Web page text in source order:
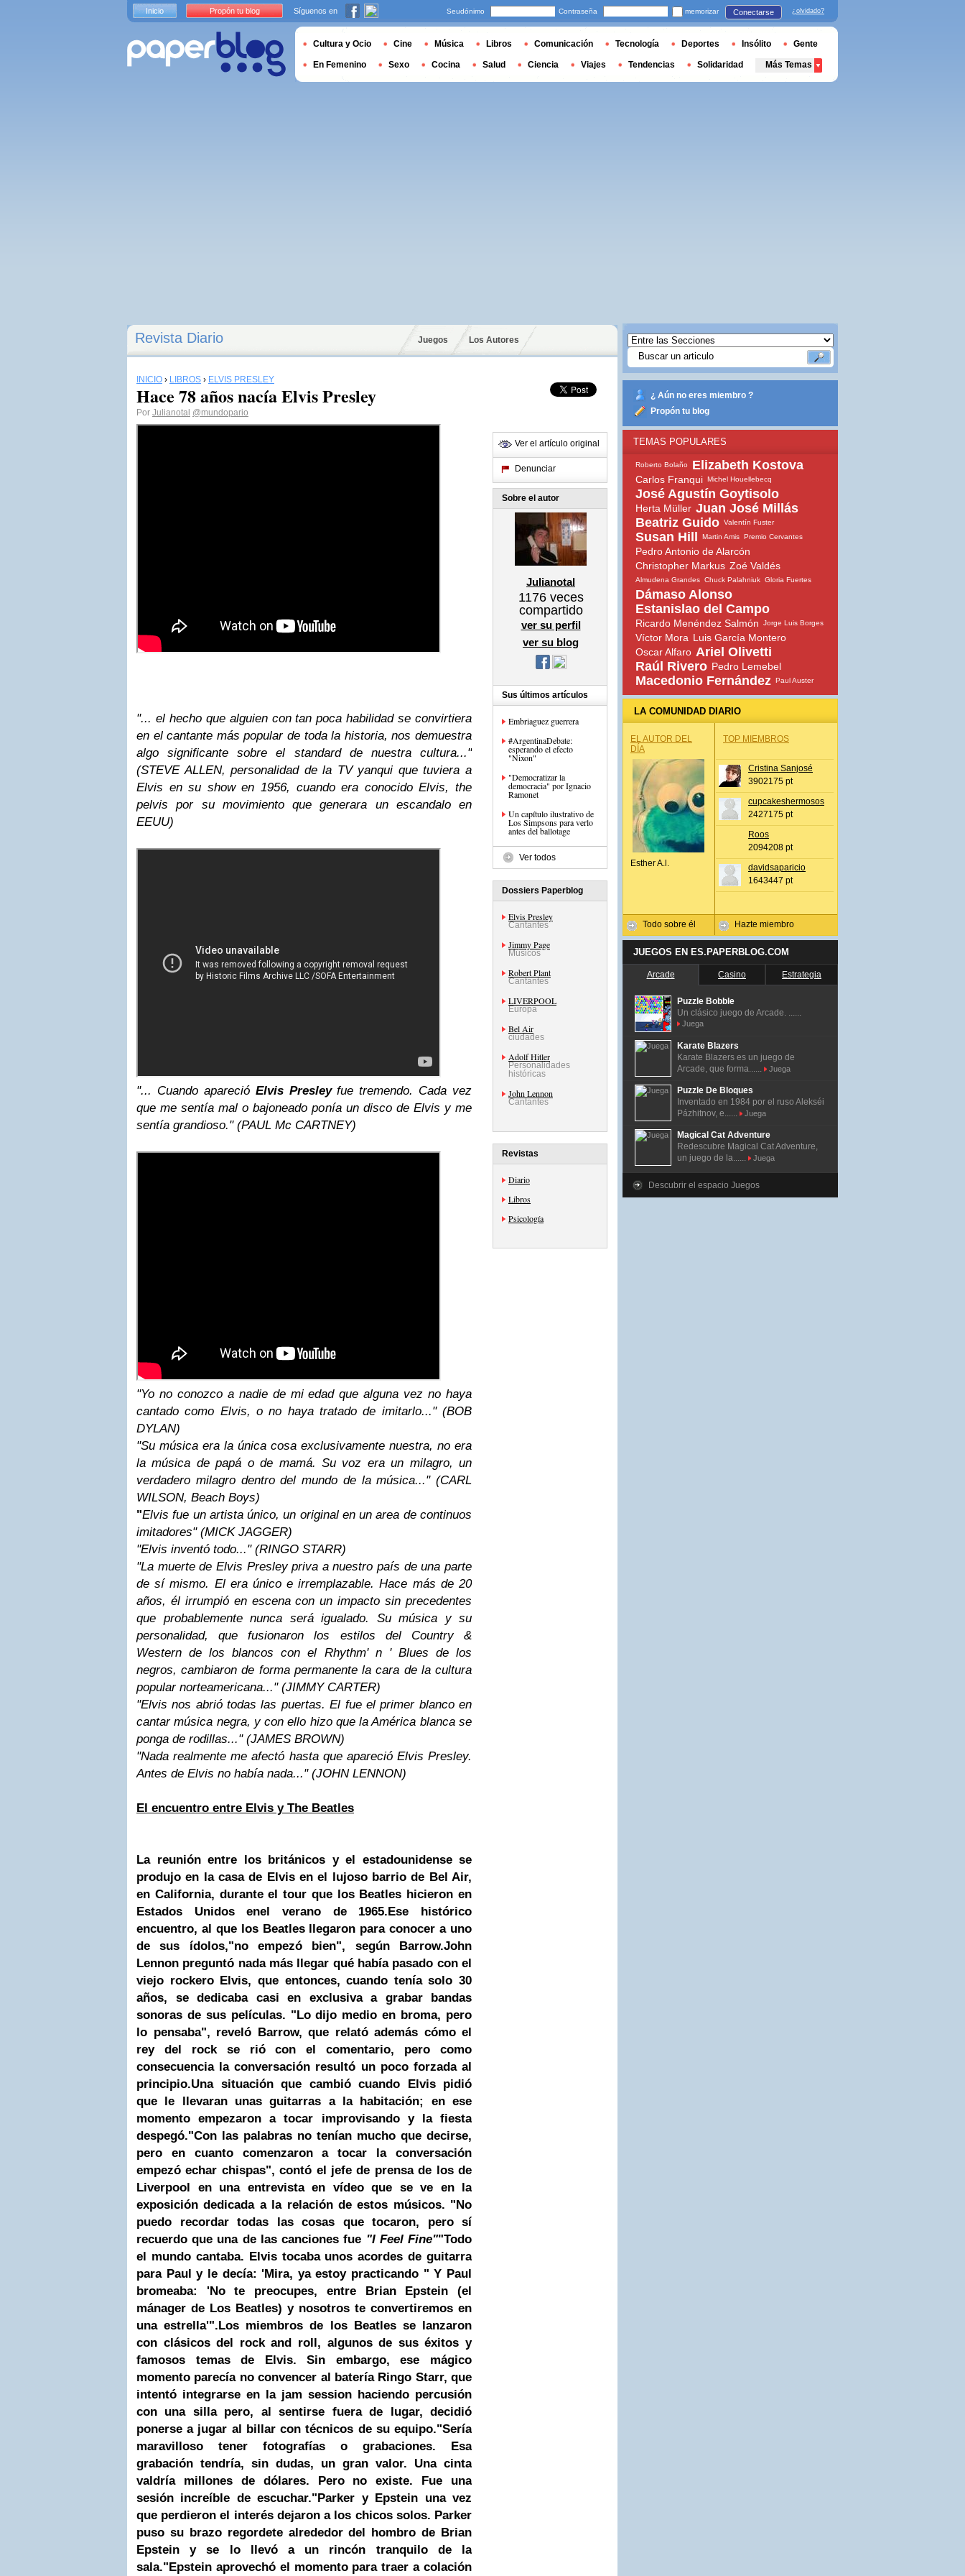
Revista Diario Juegos Los Autores
INICIO › LIBROS › ELVIS PRESLEY
Hace 78 años nacía Elvis Presley
Por Julianotal @mundopario
"... el hecho que alguien con tan poca habilidad se convirtiera
en el cantante más popular de toda la historia, nos demuestra
algo significante sobre el standard de nuestra cultura..."
(STEVE ALLEN, personalidad de la TV yanqui que tuviera a
Elvis en su show en 1956, cuando era conocido Elvis, the
pelvis por su movimiento que generara un escandalo en
EEUU)
"... Cuando apareció Elvis Presleyfue tremendo. Cada vez
que me sentía mal o bajoneado ponía un disco de Elvis y me
sentía grandioso." (PAUL Mc CARTNEY)
"Yo no conozco a nadie de mi edad que alguna vez no haya
cantado como Elvis, o no haya tratado de imitarlo..." (BOB
DYLAN)
"Su música era la única cosa exclusivamente nuestra, no era
la música de papá o de mamá. Su voz era un milagro, un
verdadero milagro dentro del mundo de la música..." (CARL
WILSON, Beach Boys)
"Elvis fue un artista único, un original en un area de continuos
imitadores" (MICK JAGGER)
"Elvis inventó todo..." (RINGO STARR)
"La muerte de Elvis Presley priva a nuestro país de una parte
de sí mismo. El era único e irremplazable. Hace más de 20
años, él irrumpió en escena con un impacto sin precedentes
que probablemente nunca será igualado. Su música y su
personalidad, que fusionaron los estilos del Country &
Western de los blancos con el Rhythm' n ' Blues de los
negros, cambiaron de forma permanente la cara de la cultura
popular norteamericana..." (JIMMY CARTER)
"Elvis nos abrió todas las puertas. El fue el primer blanco en
cantar música negra, y con ello hizo que la América blanca se
ponga de rodillas..." (JAMES BROWN)
"Nada realmente me afectó hasta que apareció Elvis Presley.
Antes de Elvis no había nada..." (JOHN LENNON)
El encuentro entre Elvis y The Beatles
La reunión entre los británicos y el estadounidense se
produjo en la casa de Elvis en el lujoso barrio de Bel Air,
en California, durante el tour que los Beatles hicieron en
Estados Unidos enel verano de 1965.Ese histórico
encuentro, al que los Beatles llegaron para conocer a uno
de sus ídolos,"no empezó bien", según Barrow.John
Lennon preguntó nada más llegar qué había pasado con el
viejo rockero Elvis, que entonces, cuando tenía solo 30
años, se dedicaba casi en exclusiva a grabar bandas
sonoras de sus películas. "Lo dijo medio en broma, pero
lo pensaba", reveló Barrow, que relató además cómo el
rey del rock se rió con el comentario, pero como
consecuencia la conversación resultó un poco forzada al
principio.Una situación que cambió cuando Elvis pidió
que le llevaranunas guitarras a la habitación; en ese
momento empezaron a tocar improvisando y la fiesta
despegó."Con las palabras no tenían mucho que decirse,
pero en cuanto comenzaron a tocar la conversación
empezó echar chispas", contó el jefe de prensa de los de
Liverpool en una entrevista en vídeo que se ve en la
exposición dedicada a la relación de estos músicos. "No
puedo recordar todas las cosas que tocaron, pero sí
recuerdo que una de las canciones fue "I Feel Fine""Todo
el mundo cantaba. Elvis tocaba unos acordes de guitarra
para Paul y le decía: 'Mira, ya estoy practicando " Y Paul
bromeaba: 'No te preocupes, entre Brian Epstein (el
mánager de Los Beatles) y nosotros te convertiremos en
una estrella'".Los miembros de los Beatles se lanzaron
con clásicos del rock and roll, algunos de sus éxitos y
famosos temas de Elvis. Sin embargo, ese mágico
momento parecía no convencer al batería Ringo Starr, que
intentó integrarse en la jam session haciendo percusión
con una silla pero, al sentirse fuera de lugar, decidió
ponerse a jugar al billar con técnicos de su equipo."Sería
maravilloso tener fotografías o grabaciones. Esa
grabación tendría, sin dudas, un gran valor. Una cinta
valdría millones de dólares. Pero no existe. Fue una
sesión increíble de escuchar."Parker y Epstein una vez
que perdieron el interés dejaron a los chicos solos. Parker
puso su brazo regordete alrededor del hombro de Brian
Epstein y se lo llevó a un rincón tranquilo de la
sala."Epstein aprovechó el momento para traer a colación
Ver el artículo original
Denunciar
Sobre el autor
Julianotal
1176veces
compartido
ver su perfil
ver su blog
Sus últimos artículos
Embriaguez guerrera
#ArgentinaDebate:
esperando el efecto
"Nixon"
"Democratizar la
democracia" por Ignacio
Ramonet
Un capítulo ilustrativo de
Los Simpsons para verlo
antes del ballotage
Ver todos
Dossiers Paperblog
Elvis Presley
Cantantes
Jimmy Page
Músicos
Robert Plant
Cantantes
LIVERPOOL
Europa
Bel Air
ciudades
Adolf Hitler
Personalidades
históricas
John Lennon
Cantantes
Revistas
Diario
Libros
Psicología
¿ Aún no eres miembro ?
Propón tu blog
TEMAS POPULARES
Roberto Bolaño Elizabeth Kostova
Carlos Franqui Michel Houellebecq
José Agustín Goytisolo
Herta Müller Juan José Millás
Beatriz Guido Valentín Fuster
Susan Hill Martin Amis Premio Cervantes
Pedro Antonio de Alarcón
Christopher Markus Zoé Valdés
Almudena Grandes Chuck Palahniuk Gloria Fuertes
Dámaso Alonso
Estanislao del Campo
Ricardo Menéndez Salmón Jorge Luis Borges
Víctor Mora Luis García Montero
Oscar Alfaro Ariel Olivetti
Raúl Rivero Pedro Lemebel
Macedonio Fernández Paul Auster
LA COMUNIDAD DIARIO
EL AUTOR DEL
DÍA
Esther A.l.
Todo sobre él
TOP MIEMBROS
Cristina Sanjosé
3902175 pt
cupcakeshermosos
2427175 pt
Roos
2094208 pt
davidsaparicio
1643447 pt
Hazte miembro
JUEGOS EN ES.PAPERBLOG.COM
Arcade Casino Estrategia
Puzzle Bobble
Un clásico juego de Arcade. ......
Juega
Karate Blazers
Karate Blazers es un juego de
Arcade, que forma......
Juega
Puzzle De Bloques
Inventado en 1984 por el ruso Alekséi
Pázhitnov, e......
Juega
Magical Cat Adventure
Redescubre Magical Cat Adventure,
un juego de la......
Juega
Descubrir el espacio Juegos
Inicio Propón tu blog Síguenos en Seudónimo Contraseña memorizar Conectarse ¿olvidado?
Cultura y Ocio Cine Música Libros Comunicación Tecnología Deportes Insólito Gente
En Femenino Sexo Cocina Salud Ciencia Viajes Tendencias Solidaridad Más Temas